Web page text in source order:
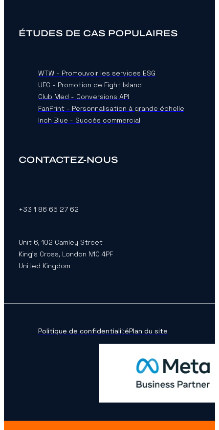
ÉTUDES DE CAS POPULAIRES
WTW - Promouvoir les services ESG
UFC - Promotion de Fight Island
Club Med - Conversions API
FanPrint - Personnalisation à grande échelle
Inch Blue - Succès commercial
CONTACTEZ-NOUS
+33 1 86 65 27 62
Unit 6, 102 Camley Street
King’s Cross, London N1C 4PF
United Kingdom
Politique de confidentialitéPlan du site